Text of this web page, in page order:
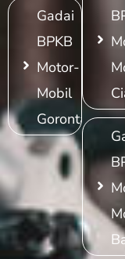
Gadai
BPKB
Motor-
Mobil
Gorontalo